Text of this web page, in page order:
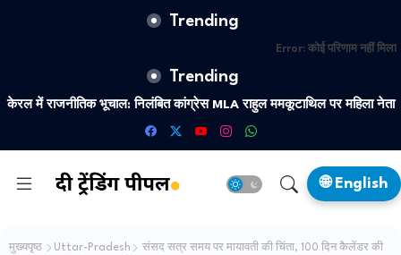
Trending
Error: कोई परिणाम नहीं मिला
Trending
केरल में राजनीतिक भूचाल: निलंबित कांग्रेस MLA राहुल ममकूटाथिल पर महिला
का नया यौन शोषण आरोप
India-US Relations: 'रूसी तेल' तो बस बहाना है, अमेरिका को भारत का 'उदय'
खटकने लगा है? ब्रह्मा चेलानी ने डिकोड किया टैरिफ का असली सच
🌐 English
मुख्यपृष्ठ Uttar-Pradesh
संसद सत्र समय पर मायावती की चिंता, 100 दिन कैलेंडर की